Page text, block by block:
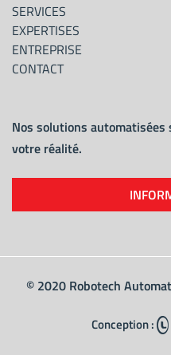
SERVICES
EXPERTISES
ENTREPRISE
CONTACT
Nos solutions
votre réalité.
© 2020 Robotech
Conception :